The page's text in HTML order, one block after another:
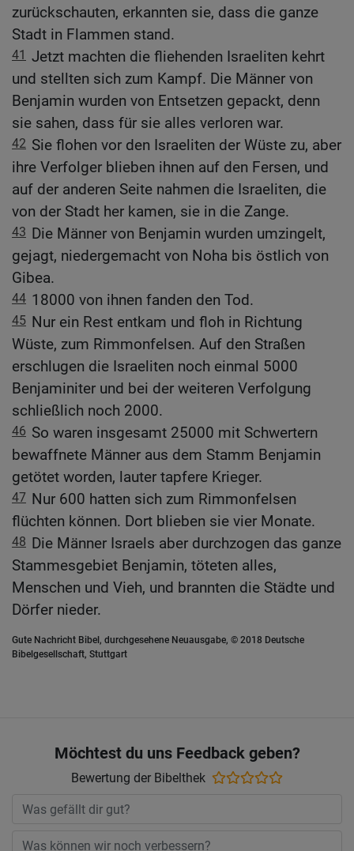
zurückschauten, erkannten sie, dass die ganze
Stadt in Flammen stand.
41 Jetzt machten die fliehenden Israeliten kehrt
und stellten sich zum Kampf. Die Männer von
Benjamin wurden von Entsetzen gepackt, denn
sie sahen, dass für sie alles verloren war.
42 Sie flohen vor den Israeliten der Wüste zu, aber
ihre Verfolger blieben ihnen auf den Fersen, und
auf der anderen Seite nahmen die Israeliten, die
von der Stadt her kamen, sie in die Zange.
43 Die Männer von Benjamin wurden umzingelt,
gejagt, niedergemacht von Noha bis östlich von
Gibea.
44 18000 von ihnen fanden den Tod.
45 Nur ein Rest entkam und floh in Richtung
Wüste, zum Rimmonfelsen. Auf den Straßen
erschlugen die Israeliten noch einmal 5000
Benjaminiter und bei der weiteren Verfolgung
schließlich noch 2000.
46 So waren insgesamt 25000 mit Schwertern
bewaffnete Männer aus dem Stamm Benjamin
getötet worden, lauter tapfere Krieger.
47 Nur 600 hatten sich zum Rimmonfelsen
flüchten können. Dort blieben sie vier Monate.
48 Die Männer Israels aber durchzogen das ganze
Stammesgebiet Benjamin, töteten alles,
Menschen und Vieh, und brannten die Städte und
Dörfer nieder.
Gute Nachricht Bibel, durchgesehene Neuausgabe, © 2018 Deutsche
Bibelgesellschaft, Stuttgart
Möchtest du uns Feedback geben?
Bewertung der Bibelthek